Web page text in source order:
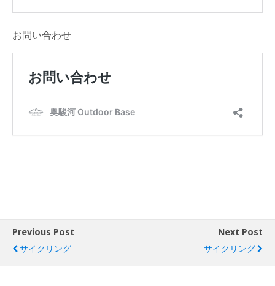
お問い合わせ
Previous Post
サイクリング
Next Post
サイクリング